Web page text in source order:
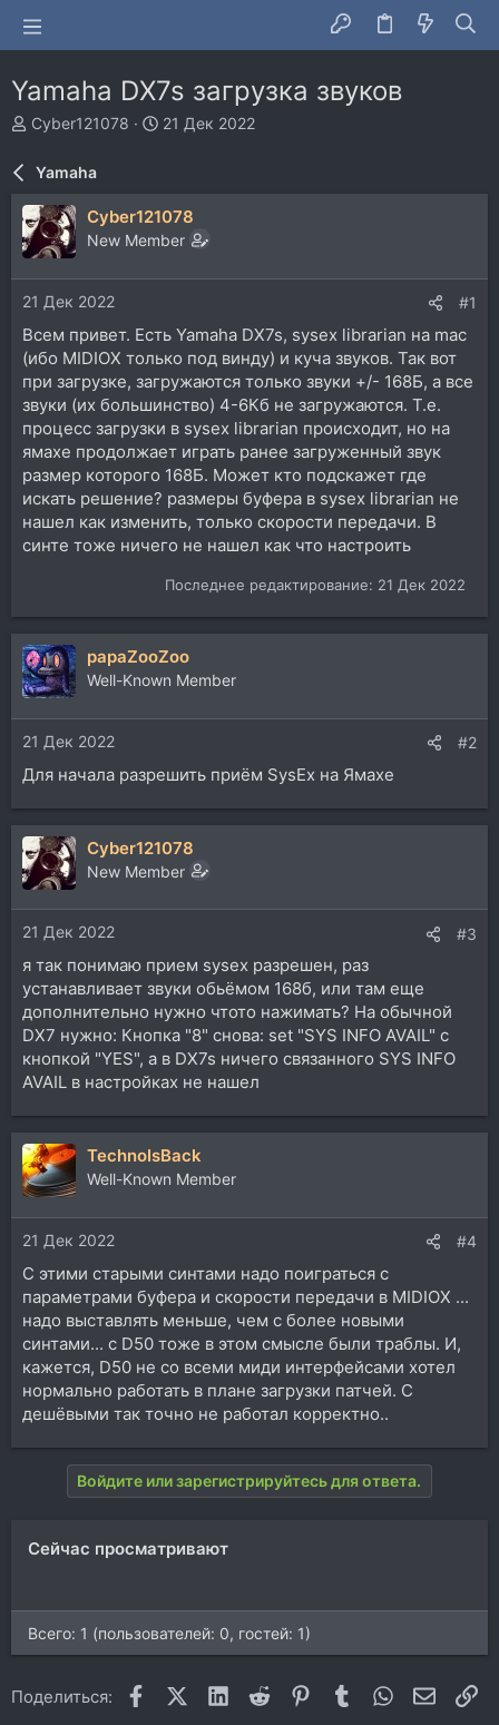
Yamaha DX7s загрузка звуков
А
т
р
т
е
Cyber121078
Д
н
а
ч
21 Дек 2022
Yamaha
Cyber121078
New Member
21 Дек 2022 #1
Всем привет. Есть Yamaha DX7s, sysex librarian на mac
(ибо MIDIOX только под винду) и куча звуков. Так вот
при загрузке, загружаются только звуки +/- 168Б, а все
звуки (их большинство) 4-6Кб не загружаются. Т.е.
процесс загрузки в sysex librarian происходит, но на
ямахе продолжает играть ранее загруженный звук
размер которого 168Б. Может кто подскажет где
искать решение? размеры буфера в sysex librarian не
нашел как изменить, только скорости передачи. В
синте тоже ничего не нашел как что настроить
Последнее редактирование: 21 Дек 2022
papaZooZoo
Well-Known Member
21 Дек 2022 #2
Для начала разрешить приём SysEx на Ямахе
Cyber121078
New Member
21 Дек 2022 #3
я так понимаю прием sysex разрешен, раз
устанавливает звуки обьёмом 168б, или там еще
дополнительно нужно чтото нажимать? На обычной
DX7 нужно: Кнопка "8" снова: set "SYS INFO AVAIL" с
кнопкой "YES", а в DX7s ничего связанного SYS INFO
AVAIL в настройках не нашел
TechnoIsBack
Well-Known Member
21 Дек 2022 #4
C этими старыми синтами надо поиграться с
параметрами буфера и скорости передачи в MIDIOX ...
надо выставлять меньше, чем с более новыми
синтами... с D50 тоже в этом смысле были траблы. И,
кажется, D50 не со всеми миди интерфейсами хотел
нормально работать в плане загрузки патчей. С
дешёвыми так точно не работал корректно..
Войдите или зарегистрируйтесь для ответа.
Сейчас просматривают
Всего: 1 (пользователей: 0, гостей: 1)
Поделиться: FacebookX (Twitter)
LinkedIn
Reddit Pinterest
Tumblr WhatsApp